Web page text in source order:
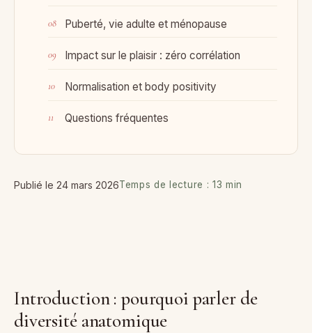
Puberté, vie adulte et ménopause
Impact sur le plaisir : zéro corrélation
Normalisation et body positivity
Questions fréquentes
Publié le 24 mars 2026Temps de lecture : 13 min
Introduction : pourquoi parler de
diversité anatomique